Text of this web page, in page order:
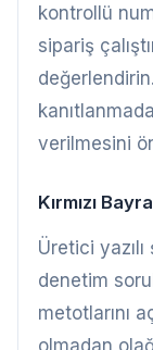
kontrollü
sipariş
verilmesini
Kırmızı
Üretici
denetim
metotlarını
olmadan